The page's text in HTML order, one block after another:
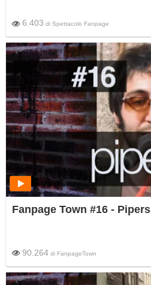
6.403 di Spettacolo Fanpage
Fanpage Town #16 - Pipers
90.264 di FanpageTown